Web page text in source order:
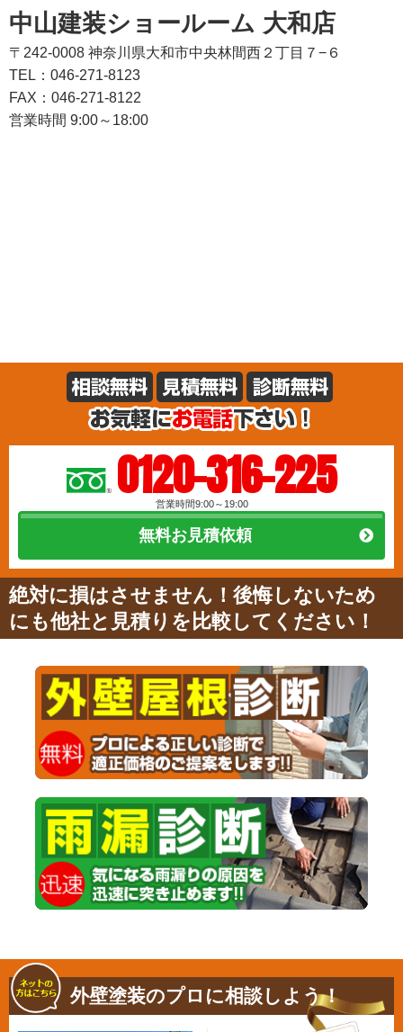
中山建装ショールーム 大和店
〒242-0008 神奈川県大和市中央林間西２丁目７−６
TEL：046-271-8123
FAX：046-271-8122
営業時間 9:00～18:00
0120-316-225
営業時間9:00～19:00
無料お見積依頼
絶対に損はさせません！後悔しないため
にも他社と見積りを比較してください！
外壁塗装のプロに相談しよう！